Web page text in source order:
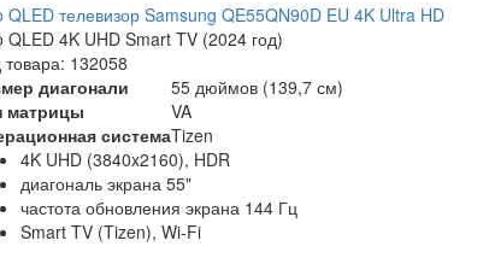
QLED телевизор Samsung QE55QN90D EU 4K Ultra HD
QLED 4K UHD Smart TV (2024 год)
товара: 132058
диагонали
55 дюймов (139,7 см)
матрицы
VA
системаTizen
4K UHD (3840x2160), HDR
диагональ экрана 55"
частота обновления экрана 144 Гц
Smart TV (Tizen), Wi-Fi